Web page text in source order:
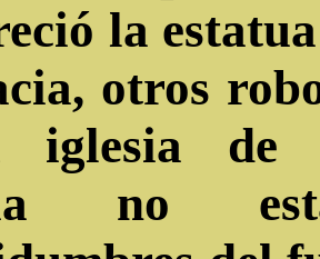
la
otros
de
no